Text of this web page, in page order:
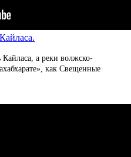
а реки волжско-
как Свещенные